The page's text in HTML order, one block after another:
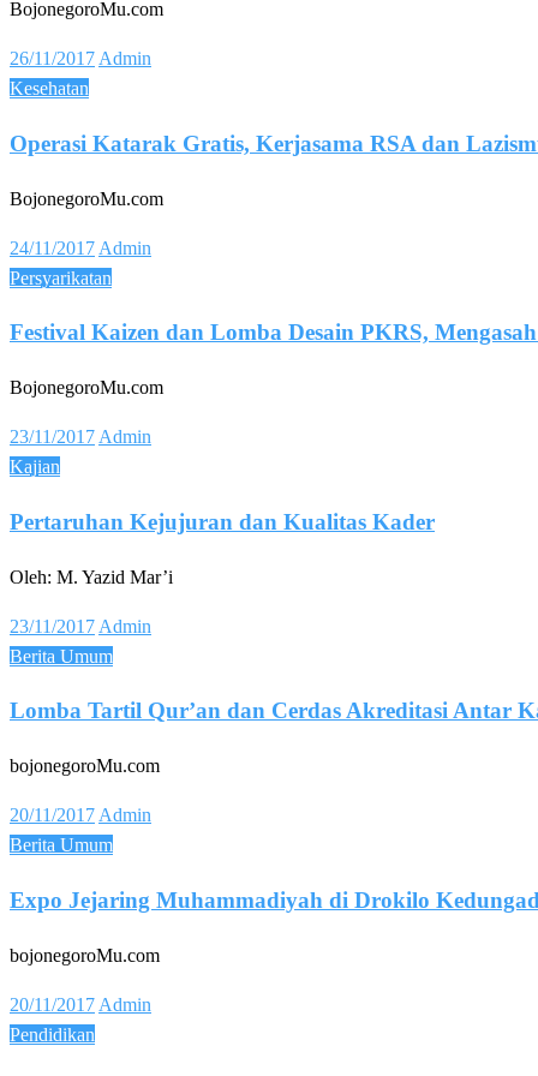
BojonegoroMu.com
Posted
on
26/11/2017 Admin
Kesehatan
Operasi Katarak Gratis, Kerjasama RSA dan
BojonegoroMu.com
Posted
on
24/11/2017 Admin
Persyarikatan
Festival Kaizen dan Lomba Desain PKRS,
BojonegoroMu.com
Posted
on
23/11/2017 Admin
Kajian
Pertaruhan Kejujuran dan Kualitas Kader
Oleh: M. Yazid Mar’i
Posted
on
23/11/2017 Admin
Berita Umum
Lomba Tartil Qur’an dan Cerdas Akreditasi Antar
bojonegoroMu.com
Posted
on
20/11/2017 Admin
Berita Umum
Expo Jejaring Muhammadiyah di Drokilo
bojonegoroMu.com
Posted
on
20/11/2017 Admin
Pendidikan